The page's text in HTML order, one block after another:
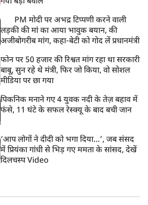
PM मोदी पर अभद्र टिप्पणी करने वाली
लड़की की मां का आया भावुक बयान, की
अजीबोगरीब मांग, कहा-बेटी को गोद लें प्रधानमंत्री
फोन पर 50 हजार की रिश्वत मांग रहा था सरकारी
बाबू, सुन रहे थे मंत्री, फिर जो किया, वो सोशल
मीडिया पर छा गया
पिकनिक मनाने गए 4 युवक नदी के तेज़ बहाव में
फंसे, 11 घंटे के सफल रेस्क्यू के बाद बची जान
‘आप लोगों ने दीदी को भगा दिया…’, जब संसद
में प्रियंका गांधी से भिड़ गए ममता के सांसद, देखें
दिलचस्प Video